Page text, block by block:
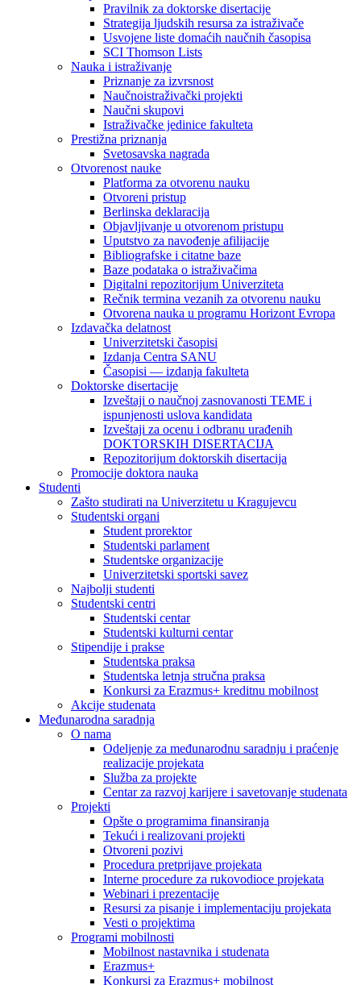
Pravilnik za doktorske disertacije
Strategija ljudskih resursa za istraživače
Usvojene liste domaćih naučnih časopisa
SCI Thomson Lists
Nauka i istraživanje
Priznanje za izvrsnost
Naučnoistraživački projekti
Naučni skupovi
Istraživačke jedinice fakulteta
Prestižna priznanja
Svetosavska nagrada
Otvorenost nauke
Platforma za otvorenu nauku
Otvoreni pristup
Berlinska deklaracija
Objavljivanje u otvorenom pristupu
Uputstvo za navođenje afilijacije
Bibliografske i citatne baze
Baze podataka o istraživačima
Digitalni repozitorijum Univerziteta
Rečnik termina vezanih za otvorenu nauku
Otvorena nauka u programu Horizont Evropa
Izdavačka delatnost
Univerzitetski časopisi
Izdanja Centra SANU
Časopisi — izdanja fakulteta
Doktorske disertacije
Izveštaji o naučnoj zasnovanosti TEME i
ispunjenosti uslova kandidata
Izveštaji za ocenu i odbranu urađenih
DOKTORSKIH DISERTACIJA
Repozitorijum doktorskih disertacija
Promocije doktora nauka
Studenti
Zašto studirati na Univerzitetu u Kragujevcu
Studentski organi
Student prorektor
Studentski parlament
Studentske organizacije
Univerzitetski sportski savez
Najbolji studenti
Studentski centri
Studentski centar
Studentski kulturni centar
Stipendije i prakse
Studentska praksa
Studentska letnja stručna praksa
Konkursi za Erazmus+ kreditnu mobilnost
Akcije studenata
Međunarodna saradnja
O nama
Odeljenje za međunarodnu saradnju i praćenje
realizacije projekata
Služba za projekte
Centar za razvoj karijere i savetovanje studenata
Projekti
Opšte o programima finansiranja
Tekući i realizovani projekti
Otvoreni pozivi
Procedura pretprijave projekata
Interne procedure za rukovodioce projekata
Webinari i prezentacije
Resursi za pisanje i implementaciju projekata
Vesti o projektima
Programi mobilnosti
Mobilnost nastavnika i studenata
Erazmus+
Konkursi za Erazmus+ mobilnost